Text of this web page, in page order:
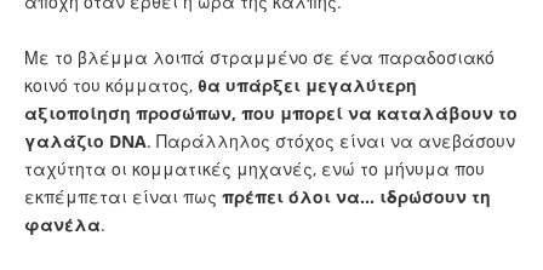
Με το βλέμμα λοιπά στραμμένο σε ένα παραδοσιακό
κοινό του κόμματος, θα υπάρξει μεγαλύτερη
αξιοποίηση προσώπων, που μπορεί να καταλάβουν το
γαλάζιο DNA. Παράλληλος στόχος είναι να ανεβάσουν
ταχύτητα οι κομματικές μηχανές, ενώ το μήνυμα που
εκπέμπεται είναι πως πρέπει όλοι να... ιδρώσουν τη
φανέλα.